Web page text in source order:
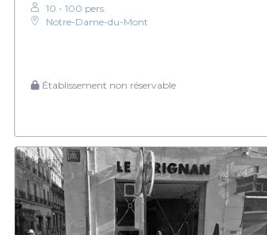
10 - 100 pers.
Notre-Dame-du-Mont
Établissement non réservable